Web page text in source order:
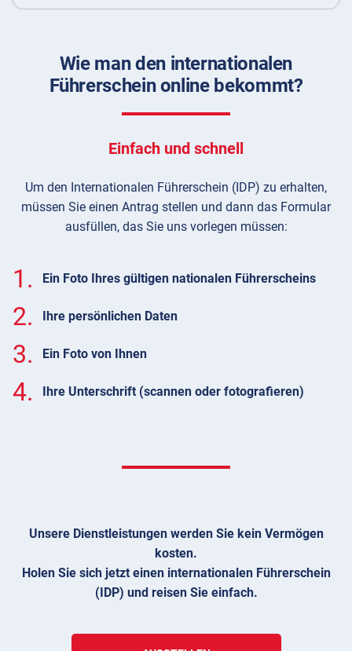
Wie man den internationalen
Führerschein online bekommt?
Einfach und schnell
Um den Internationalen Führerschein (IDP) zu erhalten,
müssen Sie einen Antrag stellen und dann das Formular
ausfüllen, das Sie uns vorlegen müssen:
1. Ein Foto Ihres gültigen nationalen Führerscheins
2. Ihre persönlichen Daten
3. Ein Foto von Ihnen
4. Ihre Unterschrift (scannen oder fotografieren)
Unsere Dienstleistungen werden Sie kein Vermögen
kosten.
Holen Sie sich jetzt einen internationalen Führerschein
(IDP) und reisen Sie einfach.